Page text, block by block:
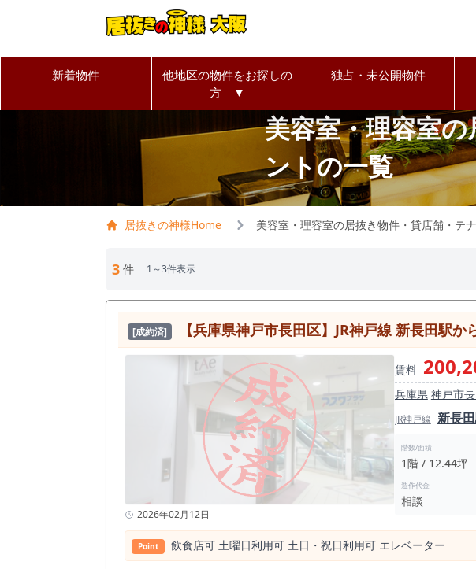
新着物件
他地区の物件をお探しの
方 ▼
独占・未公開物件
美容室・理容室
ントの一覧
居抜きの神様Home 美容室・理容室の居抜き物件・貸店舗・テ
3 件 1～3件表示
[成約済] 【兵庫県神戸市長田区】JR神戸線 新長田駅か
2026年02月12日
賃料
兵庫県 神戸市
JR神戸線 新長
階数/面積
1階 / 12.44坪
造作代金
相談
Point 飲⾷店可 ⼟曜⽇利⽤可 ⼟⽇・祝⽇利⽤可 エレベーター